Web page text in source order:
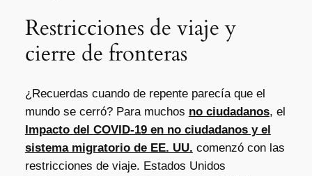
Restricciones de viaje y
cierre de fronteras
¿Recuerdas cuando de repente parecía que el
mundo se cerró? Para muchos no ciudadanos, el
Impacto del COVID-19 en no ciudadanos y el
sistema migratorio de EE. UU. comenzó con las
restricciones de viaje. Estados Unidos